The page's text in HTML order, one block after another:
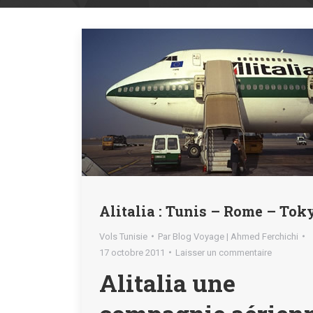
Alitalia : Tunis – Rome –
Vols Tunisie Par Blog Voyage | Ahmed Ferchichi
17 octobre 2011
Laisser un commentaire
Alitalia une